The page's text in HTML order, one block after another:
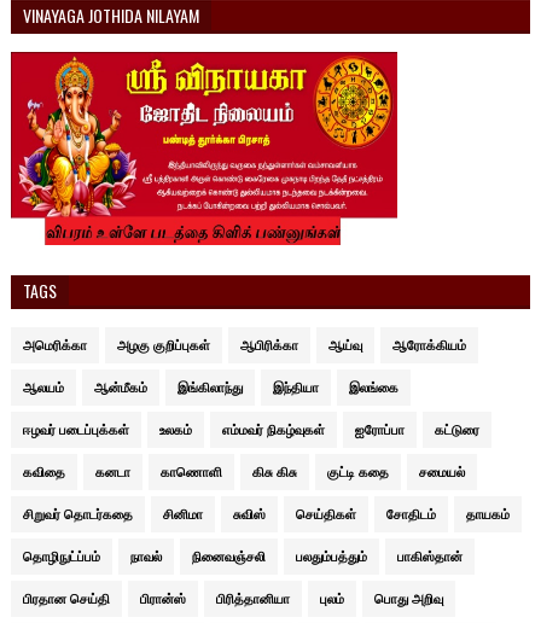
VINAYAGA JOTHIDA NILAYAM
TAGS
அமெரிக்கா அழகு குறிப்புகள் ஆபிரிக்கா ஆய்வு ஆரோக்கியம்
ஆலயம் ஆன்மீகம் இங்கிலாந்து இந்தியா இலங்கை
ஈழவர் படைப்புக்கள் உலகம் எம்மவர் நிகழ்வுகள் ஐரோப்பா கட்டுரை
கவிதை கனடா காணொளி கிசு கிசு குட்டி கதை சமையல்
சிறுவர் தொடர்கதை சினிமா சுவிஸ் செய்திகள் சோதிடம் தாயகம்
தொழிநுட்ப்பம் நாவல் நினைவஞ்சலி பலதும்பத்தும் பாகிஸ்தான்
பிரதான செய்தி பிரான்ஸ் பிரித்தானியா புலம் பொது அறிவு